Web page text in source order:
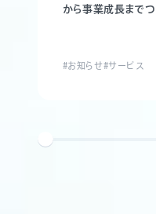
から事業成長まで
#お知らせ#サービス